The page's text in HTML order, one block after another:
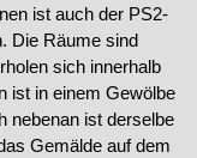
ist auch der PS2-
Die Räume sind
sich innerhalb
ist in einem Gewölbe
nebenan ist derselbe
Gemälde auf dem